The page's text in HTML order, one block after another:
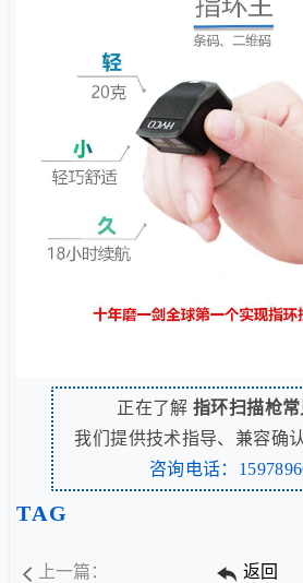
正在了解指环扫描枪
我们提供技术指导、兼容确
咨询电话：
TAG
上一篇： 返回